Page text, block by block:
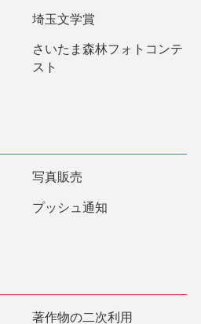
埼玉文学賞
さいたま森林フォトコンテ
スト
写真販売
プッシュ通知
著作物の二次利用